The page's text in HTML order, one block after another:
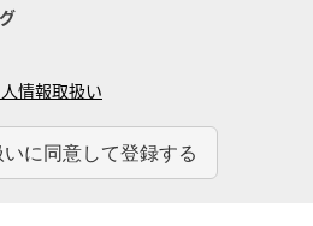
情報取扱い